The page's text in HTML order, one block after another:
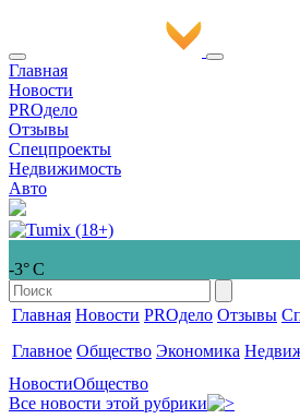
Главная
Новости
PROдело
Отзывы
Спецпроекты
Недвижимость
Авто
-3° С
Главная Новости PROдело Отзывы
Главное Общество Экономика
НовостиОбщество
Все новости этой рубрики